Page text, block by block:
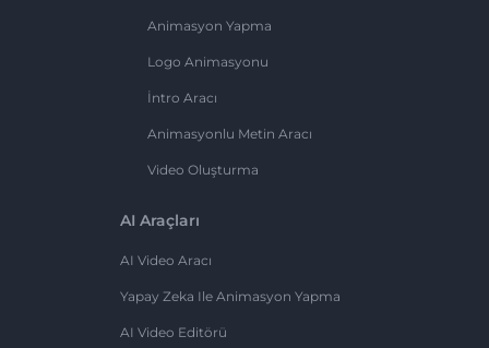
Animasyon Yapma
Logo Animasyonu
İntro Aracı
Animasyonlu Metin Aracı
Video Oluşturma
AI Araçları
AI Video Aracı
Yapay Zeka Ile Animasyon Yapma
AI Video Editörü